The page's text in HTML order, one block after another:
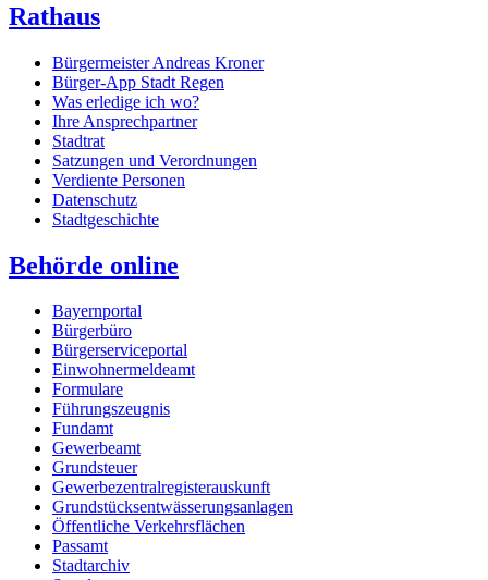
Rathaus
Bürgermeister Andreas Kroner
Bürger-App Stadt Regen
Was erledige ich wo?
Ihre Ansprechpartner
Stadtrat
Satzungen und Verordnungen
Verdiente Personen
Datenschutz
Stadtgeschichte
Behörde online
Bayernportal
Bürgerbüro
Bürgerserviceportal
Einwohnermeldeamt
Formulare
Führungszeugnis
Fundamt
Gewerbeamt
Grundsteuer
Gewerbezentralregisterauskunft
Grundstücksentwässerungsanlagen
Öffentliche Verkehrsflächen
Passamt
Stadtarchiv